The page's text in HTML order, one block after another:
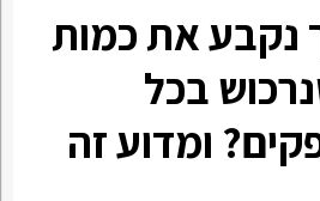
נקבע את כמות
בכל
ומדוע זה